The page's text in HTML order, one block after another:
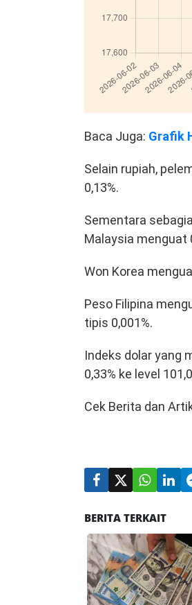
Baca Juga: Grafik
Selain rupiah,
0,13%.
Sementara
Malaysia menguat
Won Korea
Peso Filipina
tipis 0,001%.
Indeks dolar yang
0,33% ke level
Cek Berita dan
BERITA TERKAIT